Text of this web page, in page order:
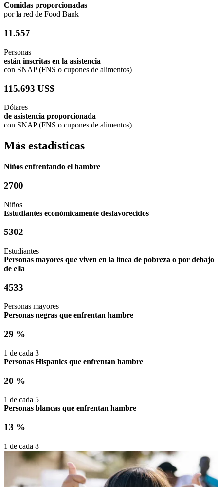
Comidas proporcionadas
por la red de Food Bank
11.557
Personas
están inscritas en la asistencia
con SNAP (FNS o cupones de alimentos)
115.693 US$
Dólares
de asistencia proporcionada
con SNAP (FNS o cupones de alimentos)
Más estadísticas
Niños enfrentando el hambre
2700
Niños
Estudiantes económicamente desfavorecidos
5302
Estudiantes
Personas mayores que viven en la línea de pobreza o por debajo
de ella
4533
Personas mayores
Personas negras que enfrentan hambre
29 %
1 de cada 3
Personas Hispanics que enfrentan hambre
20 %
1 de cada 5
Personas blancas que enfrentan hambre
13 %
1 de cada 8